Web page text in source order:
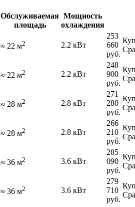
Обслуживаемая
площадь
Мощность
охлаждения
≈ 22 м2 2.2 кВт
253
660
руб.
≈ 22 м2 2.2 кВт
248
900
руб.
≈ 28 м2 2.8 кВт
271
280
руб.
≈ 28 м2 2.8 кВт
266
210
руб.
≈ 36 м2 3.6 кВт
285
090
руб.
≈ 36 м2 3.6 кВт
279
710
руб.